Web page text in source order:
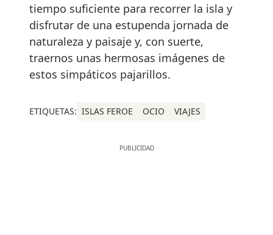
tiempo suficiente para recorrer la isla y
disfrutar de una estupenda jornada de
naturaleza y paisaje y, con suerte,
traernos unas hermosas imágenes de
estos simpáticos pajarillos.
ETIQUETAS: ISLAS FEROE OCIO VIAJES